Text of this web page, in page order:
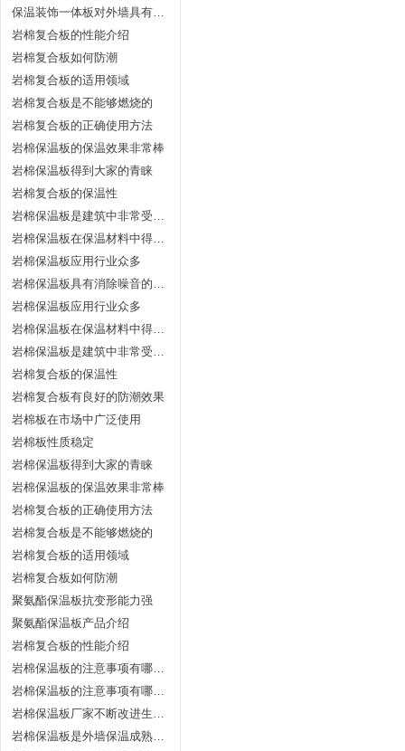
保温装饰一体板对外墙具有哪些好处？
岩棉复合板的性能介绍
岩棉复合板如何防潮
岩棉复合板的适用领域
岩棉复合板是不能够燃烧的
岩棉复合板的正确使用方法
岩棉保温板的保温效果非常棒
岩棉保温板得到大家的青睐
岩棉复合板的保温性
岩棉保温板是建筑中非常受欢迎
岩棉保温板在保温材料中得到认可
岩棉保温板应用行业众多
岩棉保温板具有消除噪音的能力
岩棉保温板应用行业众多
岩棉保温板在保温材料中得到认可
岩棉保温板是建筑中非常受欢迎
岩棉复合板的保温性
岩棉复合板有良好的防潮效果
岩棉板在市场中广泛使用
岩棉板性质稳定
岩棉保温板得到大家的青睐
岩棉保温板的保温效果非常棒
岩棉复合板的正确使用方法
岩棉复合板是不能够燃烧的
岩棉复合板的适用领域
岩棉复合板如何防潮
聚氨酯保温板抗变形能力强
聚氨酯保温板产品介绍
岩棉复合板的性能介绍
岩棉保温板的注意事项有哪些一
岩棉保温板的注意事项有哪些二
岩棉保温板厂家不断改进生产工艺
岩棉保温板是外墙保温成熟的保温材料